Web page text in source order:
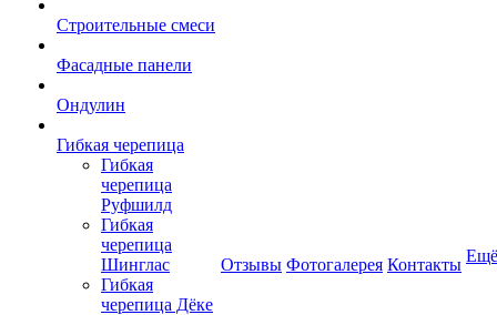
Строительные смеси
Фасадные панели
Ондулин
Гибкая черепица
Гибкая
черепица
Руфшилд
Гибкая
черепица
Шинглас
Гибкая
черепица Дёке
Отзывы Фотогалерея Контакты Ещё